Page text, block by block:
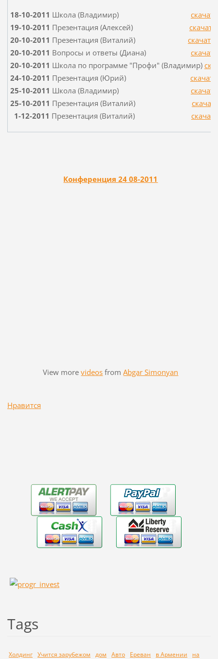
18-10-2011 Школа (Владимир)
19-10-2011 Презентация (Алексей)
20-10-2011 Презентация (Виталий)
20-10-2011 Вопросы и ответы (Диана)
20-10-2011 Школа по программе "Профи" (Владимир)
24-10-2011 Презентация (Юрий)
25-10-2011 Школа (Владимир)
25-10-2011 Презентация (Виталий)
1-12-2011 Презентация (Виталий)
Конференция 24 08-2011
View morevideos fromAbgar Simonyan
Нравится
Tags
Холдинг Учится зарубежом дом Авто Ереван в Армении
на